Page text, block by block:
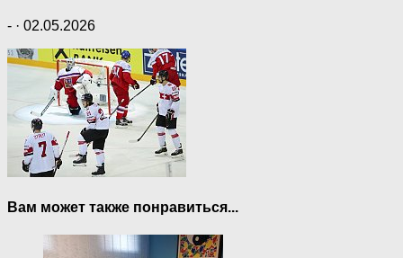
- · 02.05.2026
Вам может также понравиться...